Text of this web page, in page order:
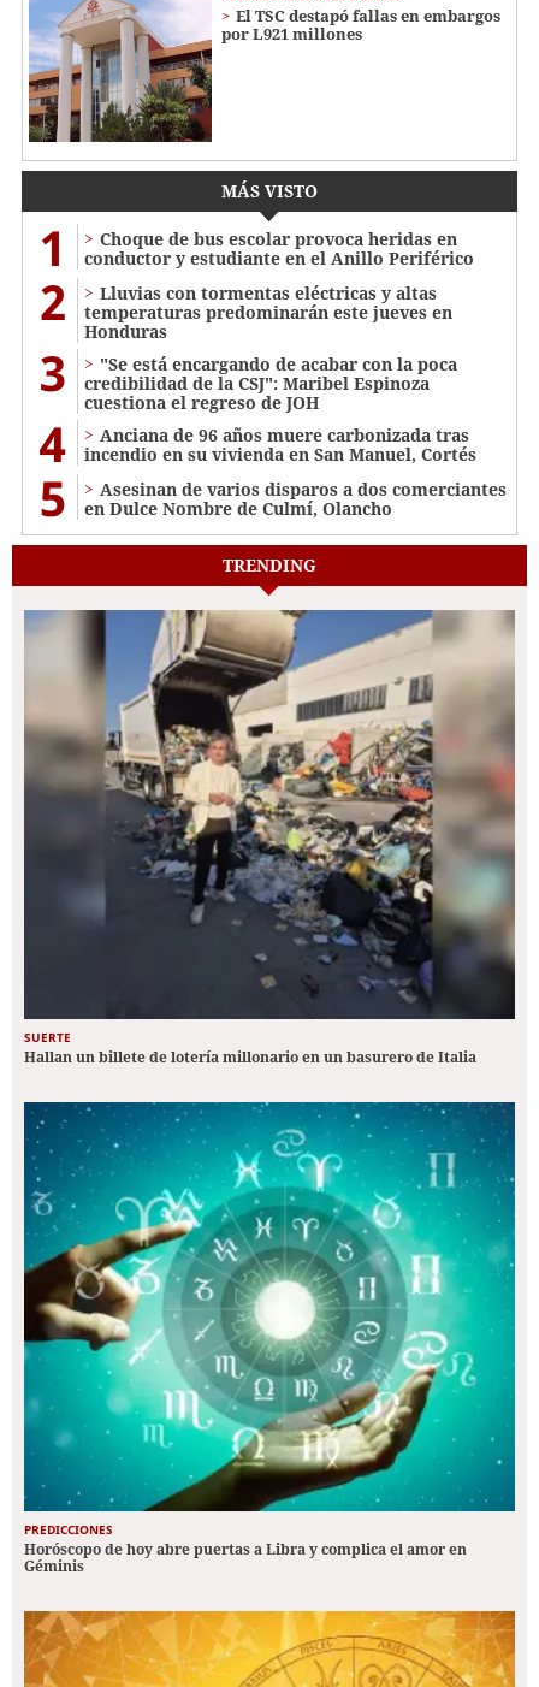
El TSC destapó fallas en embargos
por L921 millones
MÁS VISTO
1
Choque de bus escolar provoca heridas en
conductor y estudiante en el Anillo Periférico
2
Lluvias con tormentas eléctricas y altas
temperaturas predominarán este jueves en
Honduras
3
"Se está encargando de acabar con la poca
credibilidad de la CSJ": Maribel Espinoza
cuestiona el regreso de JOH
4
Anciana de 96 años muere carbonizada tras
incendio en su vivienda en San Manuel, Cortés
5
Asesinan de varios disparos a dos comerciantes
en Dulce Nombre de Culmí, Olancho
TRENDING
SUERTE
Hallan un billete de lotería millonario en un basurero de Italia
PREDICCIONES
Horóscopo de hoy abre puertas a Libra y complica el amor en
Géminis